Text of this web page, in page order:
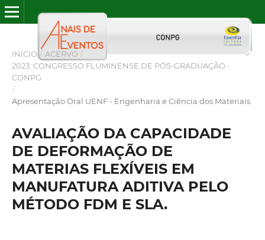
INÍCIO / ACERVO /
2023: CONGRESSO FLUMINENSE DE PÓS-GRADUAÇÃO -
CONPG
/
Apresentação Oral UENF - Engenharia e Ciência dos Materiais
AVALIAÇÃO DA CAPACIDADE
DE DEFORMAÇÃO DE
MATERIAS FLEXÍVEIS EM
MANUFATURA ADITIVA PELO
MÉTODO FDM E SLA.